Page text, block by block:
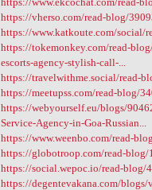
https://vherso.com/read-blog/
https://www.katkoute.com/social/
https://tokemonkey.com/read-
escorts-agency-stylish-call-...
https://travelwithme.social/read-
https://meetupss.com/read-blog/
https://webyourself.eu/blogs/
Service-Agency-in-Goa-Russian...
https://www.weenbo.com/read-
https://globotroop.com/read-blog/
https://social.wepoc.io/read-blog/
https://degentevakana.com/blogs/